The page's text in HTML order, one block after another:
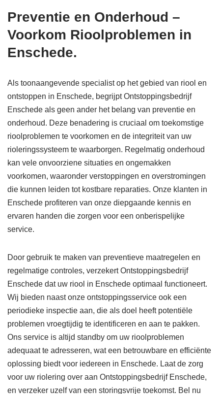
Preventie en Onderhoud –
Voorkom Rioolproblemen in
Enschede.
Als toonaangevende specialist op het gebied van riool en
ontstoppen in Enschede, begrijpt Ontstoppingsbedrijf
Enschede als geen ander het belang van preventie en
onderhoud. Deze benadering is cruciaal om toekomstige
rioolproblemen te voorkomen en de integriteit van uw
rioleringssysteem te waarborgen. Regelmatig onderhoud
kan vele onvoorziene situaties en ongemakken
voorkomen, waaronder verstoppingen en overstromingen
die kunnen leiden tot kostbare reparaties. Onze klanten in
Enschede profiteren van onze diepgaande kennis en
ervaren handen die zorgen voor een onberispelijke
service.
Door gebruik te maken van preventieve maatregelen en
regelmatige controles, verzekert Ontstoppingsbedrijf
Enschede dat uw riool in Enschede optimaal functioneert.
Wij bieden naast onze ontstoppingsservice ook een
periodieke inspectie aan, die als doel heeft potentiële
problemen vroegtijdig te identificeren en aan te pakken.
Ons service is altijd standby om uw rioolproblemen
adequaat te adresseren, wat een betrouwbare en efficiënte
oplossing biedt voor iedereen in Enschede. Laat de zorg
voor uw riolering over aan Ontstoppingsbedrijf Enschede,
en verzeker uzelf van een storingsvrije toekomst. Bel nu